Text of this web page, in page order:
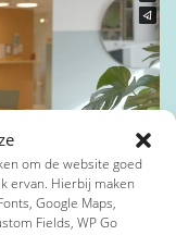
om de website goed
ervan. Hierbij maken
Google Maps,
Fields, WP Go